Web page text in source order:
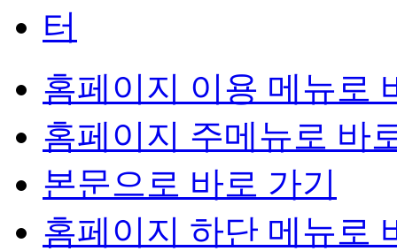
홈페이지 이용 메뉴로
홈페이지 주메뉴로 바
본문으로 바로 가기
홈페이지 하단 메뉴로